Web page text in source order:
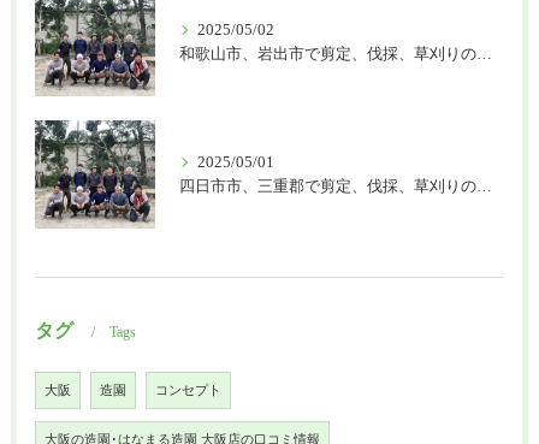
2025/05/02
和歌山市、岩出市で剪定、伐採、草刈りの作業を頼むなら はなまる造園
2025/05/01
四日市市、三重郡で剪定、伐採、草刈りの作業を頼むなら はなまる造園
タグ Tags
大阪 造園 コンセプト
大阪の造園･はなまる造園 大阪店の口コミ情報